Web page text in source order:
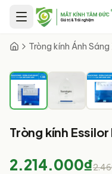
Chuyển đến nội dung
Tròng kính
2.214.000₫